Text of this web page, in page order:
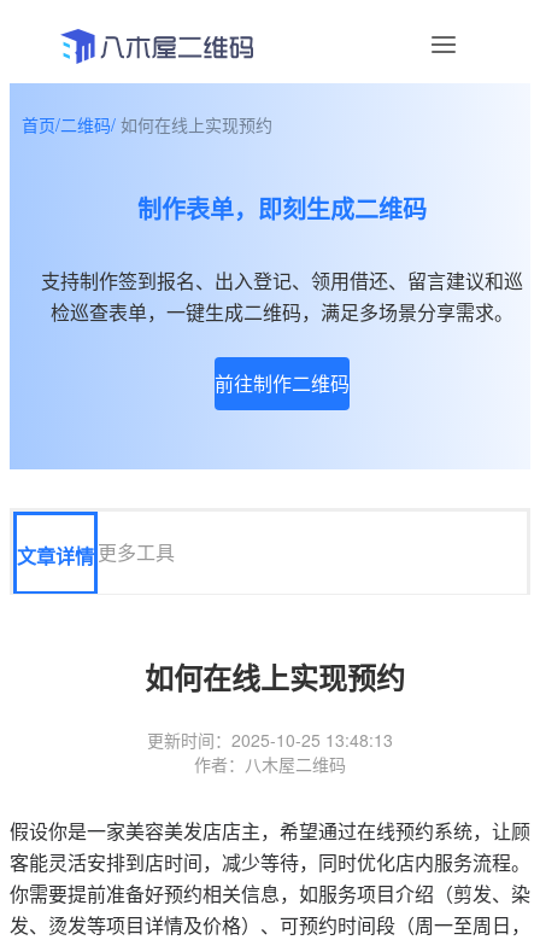
帮助中心
关于我们
首页/二维码/ 如何在线上实现预约
制作表单，即刻生成二维码
支持制作签到报名、出入登记、领用借还、留言建议和巡
检巡查表单，一键生成二维码，满足多场景分享需求。
前往制作二维码
文章详情更多工具
如何在线上实现预约
更新时间：2025-10-25 13:48:13
作者：八木屋二维码
假设你是一家美容美发店店主，希望通过在线预约系统，让顾
客能灵活安排到店时间，减少等待，同时优化店内服务流程。
你需要提前准备好预约相关信息，如服务项目介绍（剪发、染
发、烫发等项目详情及价格）、可预约时间段（周一至周日，